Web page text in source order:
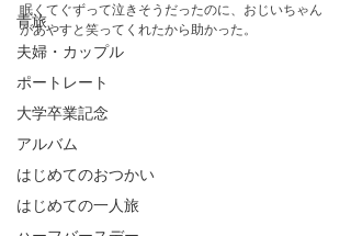
青旅
夫婦・カップル
ポートレート
大学卒業記念
アルバム
はじめてのおつかい
はじめての一人旅
眠くてぐずって泣きそうだったのに、おじいちゃん
があやすと笑ってくれたから助かった。